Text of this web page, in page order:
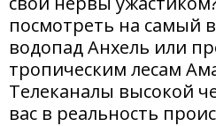
посмотреть на самый
водопад Анхель или
тропическим лесам
Телеканалы высокой
вас в реальность